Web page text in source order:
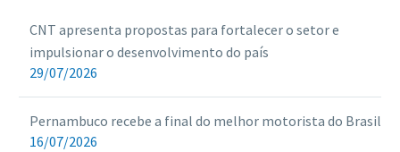
CNT apresenta propostas para fortalecer o setor e
impulsionar o desenvolvimento do país
29/07/2026
Pernambuco recebe a final do melhor motorista do Brasil
16/07/2026